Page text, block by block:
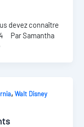
devez connaître
Par Samantha
,Walt Disney